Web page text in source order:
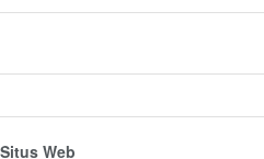
Situs Web